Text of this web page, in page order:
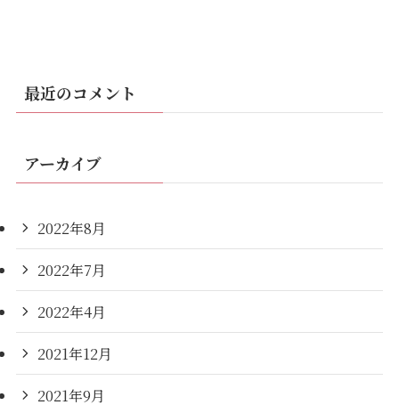
最近のコメント
アーカイブ
2022年8月
2022年7月
2022年4月
2021年12月
2021年9月